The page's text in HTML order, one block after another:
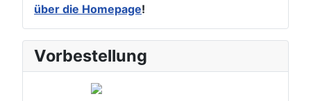
über die Homepage!
Vorbestellung